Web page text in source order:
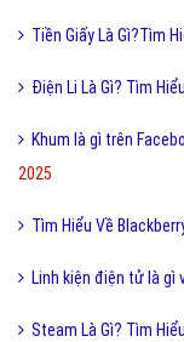
Tiền Giấy Là Gì?Tìm
Điện Li Là Gì? Tìm
Khum là gì trên
2025
Tìm Hiểu Về
Linh kiện điện tử là gì
Steam Là Gì? Tìm